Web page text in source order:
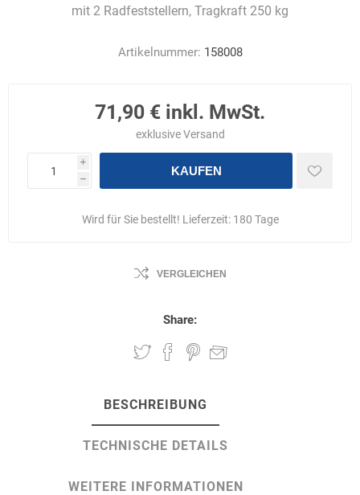
mit 2 Radfeststellern, Tragkraft 250 kg
Artikelnummer: 158008
71,90 € inkl. MwSt.
exklusiveVersand
i
h
KAUFEN
Wird für Sie bestellt! Lieferzeit: 180 Tage
VERGLEICHEN
Share:
BESCHREIBUNG
TECHNISCHE DETAILS
WEITERE INFORMATIONEN